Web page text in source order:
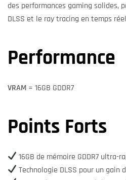
des performances gaming solides,
DLSS et le ray tracing en temps
Performance
VRAM = 16GB GDDR7
Points Forts
16GB de mémoire GDDR7 ultra-
Technologie DLSS pour un gain